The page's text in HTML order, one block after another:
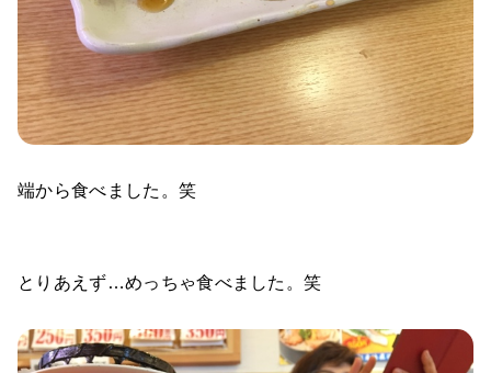
端から食べました。笑
とりあえず…めっちゃ食べました。笑